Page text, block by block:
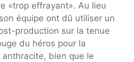
«trop effrayant». Au lieu
équipe ont dû utiliser un
production sur la tenue
du héros pour la
bien que le